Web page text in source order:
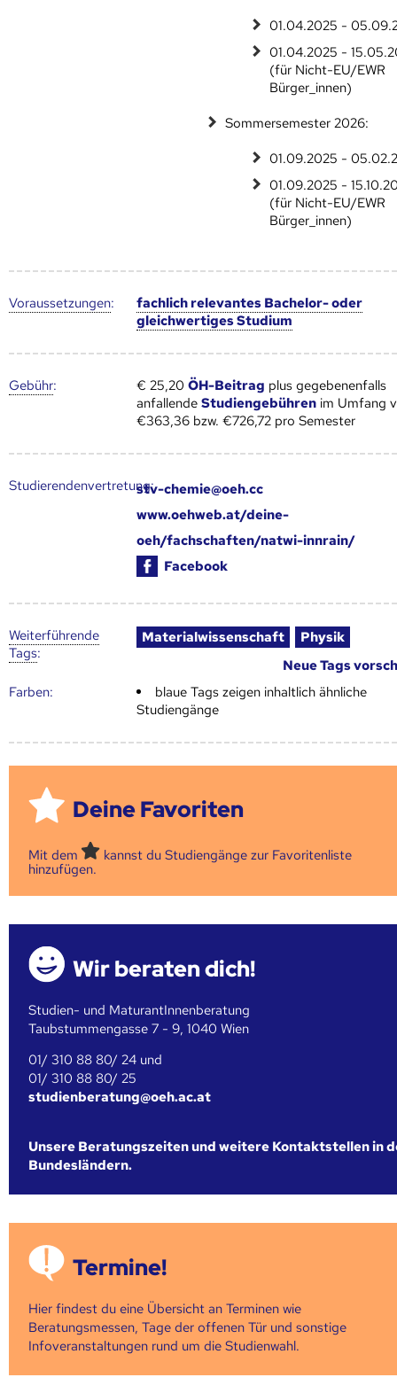
01.04.2025 -
01.04.2025 -
(für Nicht-EU/EWR
Bürger_innen)
Sommersemester 2026:
01.09.2025 -
01.09.2025 -
(für Nicht-EU/EWR
Bürger_innen)
Voraus­setzungen:
fachlich relevantes Bachelor- oder
gleichwertiges Studium
Gebühr: € 25,20ÖH-Beitrag plus gegebenenfalls
anfallendeStudiengebühren im Umfang
€363,36 bzw. €726,72 pro Semester
Studierendenvertretung:stv-chemie@oeh.cc
www.oehweb.at/deine-
oeh/fachschaften/natwi-innrain/
Facebook
Weiter­führende
Tags:
Materialwissenschaft
Physik
Neue Tags
Farben:
blaue Tags zeigen inhaltlich ähnliche
Studiengänge
Deine Favoriten
Mit dem
kannst du Studiengänge zur Favoritenliste
hinzufügen.
Wir beraten dich!
Studien- und MaturantInnenberatung
Taubstummengasse 7 - 9, 1040 Wien
01/ 310 88 80/ 24 und
01/ 310 88 80/ 25
studienberatung@oeh.ac.at
Unsere Beratungszeiten und weitere Kontaktstellen in
Bundesländern.
Termine!
Hier findest du eine Übersicht an Terminen wie
Beratungsmessen, Tage der offenen Tür und sonstige
Infoveranstaltungen rund um die Studienwahl.